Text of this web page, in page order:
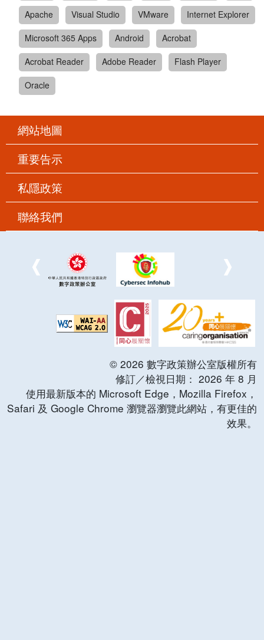
Apache
Visual Studio VMware
Internet Explorer
Microsoft 365 Apps
Android
Acrobat
Acrobat Reader
Adobe Reader
Flash Player
Oracle
網站地圖
重要告示
私隱政策
聯絡我們
© 2026 數字政策辦公室版權所有
修訂／檢視日期： 2026 年 8 月
使用最新版本的 Microsoft Edge，Mozilla Firefox，
Safari 及 Google Chrome 瀏覽器瀏覽此網站，有更佳的
效果。